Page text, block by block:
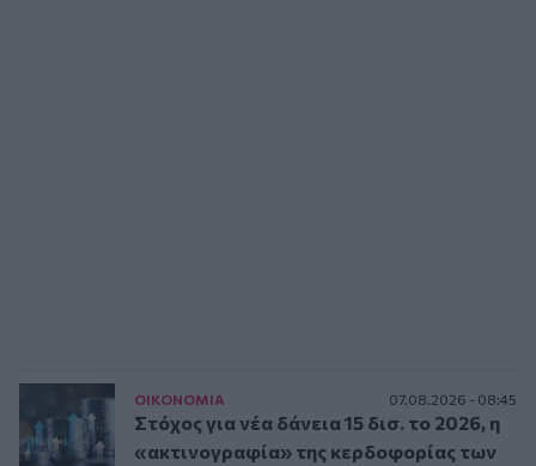
ΟΙΚΟΝΟΜΙΑ 07.08.2026 - 08:45
Στόχος για νέα δάνεια 15 δισ. το 2026, η
«ακτινογραφία» της κερδοφορίας των